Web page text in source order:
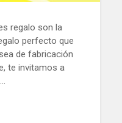
regalo son la
perfecto que
de fabricación
te invitamos a